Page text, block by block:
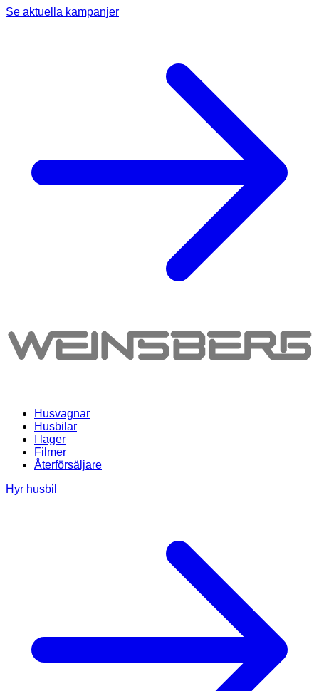
Se aktuella kampanjer
Husvagnar
Husbilar
I lager
Filmer
Återförsäljare
Hyr husbil